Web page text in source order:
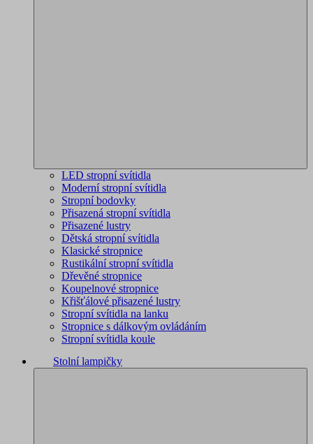
LED stropní svítidla
Moderní stropní svítidla
Stropní bodovky
Přisazená stropní svítidla
Přisazené lustry
Dětská stropní svítidla
Klasické stropnice
Rustikální stropní svítidla
Dřevěné stropnice
Koupelnové stropnice
Křišťálové přisazené lustry
Stropní svítidla na lanku
Stropnice s dálkovým ovládáním
Stropní svítidla koule
Stolní lampičky